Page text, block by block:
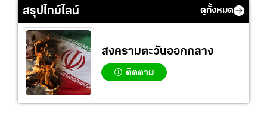
โอลิมปิก
สรุปไทม์ไลน์ ดูทั้งหมด
สงครามตะวันออกกลาง
ติดตาม